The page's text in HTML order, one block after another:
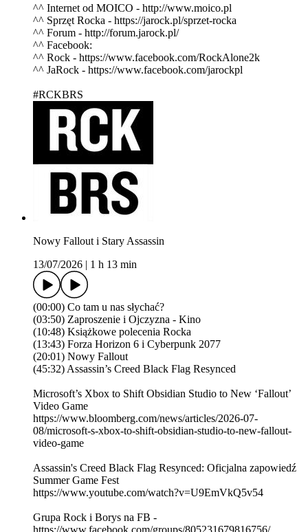
^^ Internet od MOICO - http://www.moico.pl
^^ Sprzęt Rocka - https://jarock.pl/sprzet-rocka
^^ Forum - http://forum.jarock.pl/
^^ Facebook:
^^ Rock - https://www.facebook.com/RockAlone2k
^^ JaRock - https://www.facebook.com/jarockpl
#RCKBRS
Nowy Fallout i Stary Assassin
13/07/2026
1 h 13 min
(00:00) Co tam u nas słychać?
(03:50) Zaproszenie i Ojczyzna - Kino
(10:48) Książkowe polecenia Rocka
(13:43) Forza Horizon 6 i Cyberpunk 2077
(20:01) Nowy Fallout
(45:32) Assassin’s Creed Black Flag Resynced
Microsoft’s Xbox to Shift Obsidian Studio to New ‘Fallout’
Video Game
https://www.bloomberg.com/news/articles/2026-07-
08/microsoft-s-xbox-to-shift-obsidian-studio-to-new-fallout-
video-game
Assassin's Creed Black Flag Resynced: Oficjalna zapowiedź
Summer Game Fest
https://www.youtube.com/watch?v=U9EmVkQ5v54
Grupa Rock i Borys na FB -